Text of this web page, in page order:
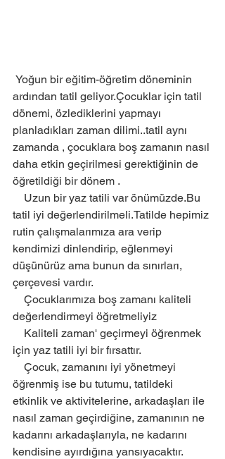
ardından tatil geliyor.Çocuklar için tatil
dönemi, özlediklerini yapmayı
planladıkları zaman dilimi..tatil aynı
zamanda , çocuklara boş zamanın nasıl
daha etkin geçirilmesi gerektiğinin de
öğretildiği bir dönem .
tatil iyi değerlendirilmeli.Tatilde hepimiz
rutin çalışmalarımıza ara verip
kendimizi dinlendirip, eğlenmeyi
düşünürüz ama bunun da sınırları,
çerçevesi vardır.
değerlendirmeyi öğretmeliyiz
için yaz tatili iyi bir fırsattır.
öğrenmiş ise bu tutumu, tatildeki
etkinlik ve aktivitelerine, arkadaşları ile
nasıl zaman geçirdiğine, zamanının ne
kadarını arkadaşlarıyla, ne kadarını
kendisine ayırdığına yansıyacaktır.